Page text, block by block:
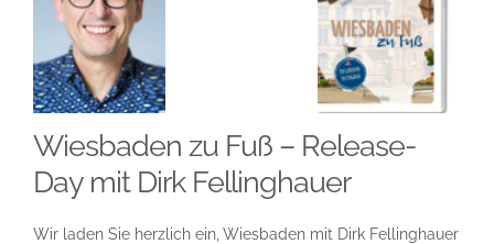
Wiesbaden zu Fuß – Release-
Day mit Dirk Fellinghauer
Wir laden Sie herzlich ein, Wiesbaden mit Dirk Fellinghauer